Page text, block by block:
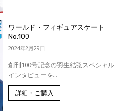
ワールド・フィギュアスケート
No.100
2024年2月29日
創刊100号記念の羽生結弦スペシャル
インタビューを...
詳細・ご購入